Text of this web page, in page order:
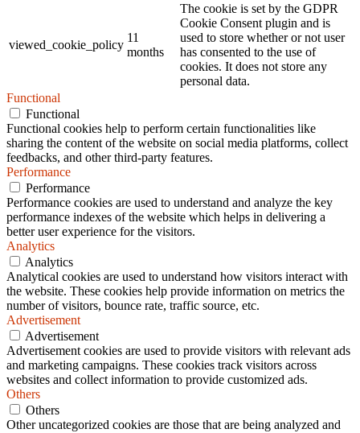
viewed_cookie_policy
11
months
The cookie is set by the GDPR
Cookie Consent plugin and is
used to store whether or not user
has consented to the use of
cookies. It does not store any
personal data.
Functional
Functional
Functional cookies help to perform certain functionalities like
sharing the content of the website on social media platforms, collect
feedbacks, and other third-party features.
Performance
Performance
Performance cookies are used to understand and analyze the key
performance indexes of the website which helps in delivering a
better user experience for the visitors.
Analytics
Analytics
Analytical cookies are used to understand how visitors interact with
the website. These cookies help provide information on metrics the
number of visitors, bounce rate, traffic source, etc.
Advertisement
Advertisement
Advertisement cookies are used to provide visitors with relevant ads
and marketing campaigns. These cookies track visitors across
websites and collect information to provide customized ads.
Others
Others
Other uncategorized cookies are those that are being analyzed and